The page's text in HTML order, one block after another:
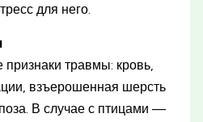
для него.
травмы: кровь,
взъерошенная шерсть
В случае с птицами —